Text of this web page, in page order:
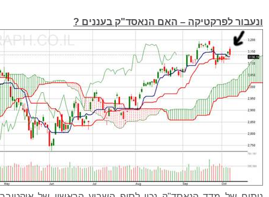
ונעבור לפרקטיקה – האם הנאסד"ק בעננים ?